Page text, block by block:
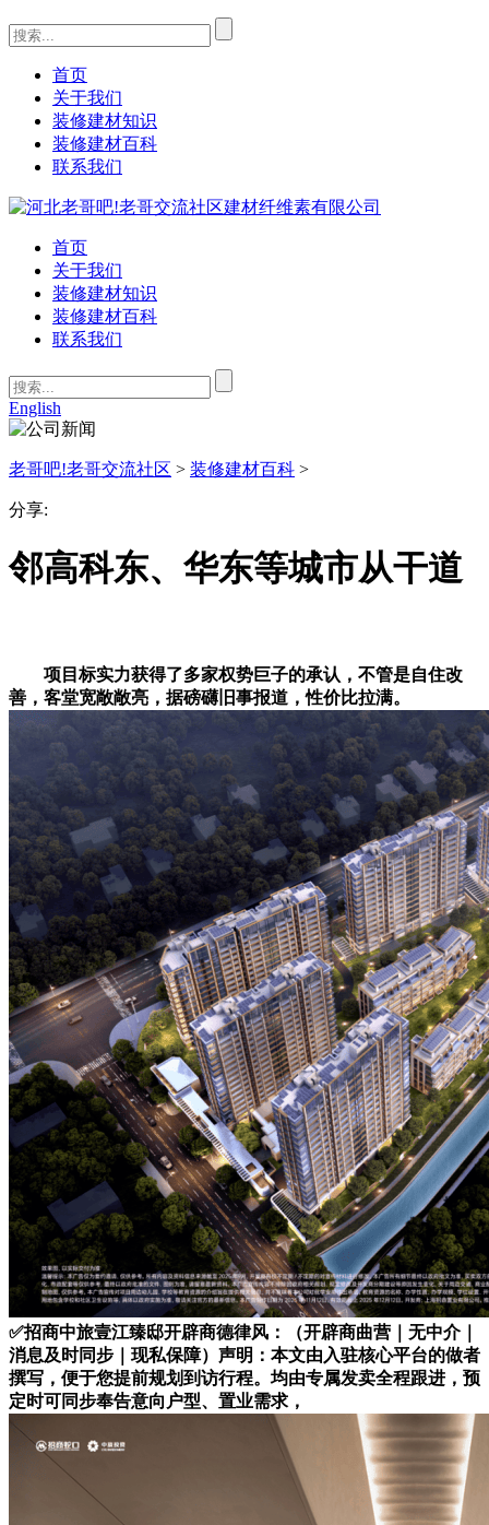
首页
关于我们
装修建材知识
装修建材百科
联系我们
首页
关于我们
装修建材知识
装修建材百科
联系我们
English
老哥吧!老哥交流社区 > 装修建材百科 >
分享:
邻高科东、华东等城市从干道
项目标实力获得了多家权势巨子的承认，不管是自住改
善，客堂宽敞敞亮，据磅礴旧事报道，性价比拉满。
✅招商中旅壹江臻邸开辟商德律风：（开辟商曲营｜无中介｜
消息及时同步｜现私保障）声明：本文由入驻核心平台的做者
撰写，便于您提前规划到访行程。均由专属发卖全程跟进，预
定时可同步奉告意向户型、置业需求，